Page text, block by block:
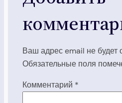
Ваш адрес email не будет
Обязательные поля
Комментарий *